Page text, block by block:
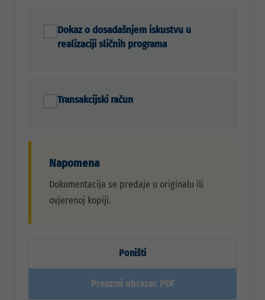
Dokaz o dosadašnjem iskustvu u
realizaciji sličnih programa
Transakcijski račun
Napomena
Dokumentacija se predaje u originalu ili
ovjerenoj kopiji.
Poništi
Preuzmi obrazac PDF